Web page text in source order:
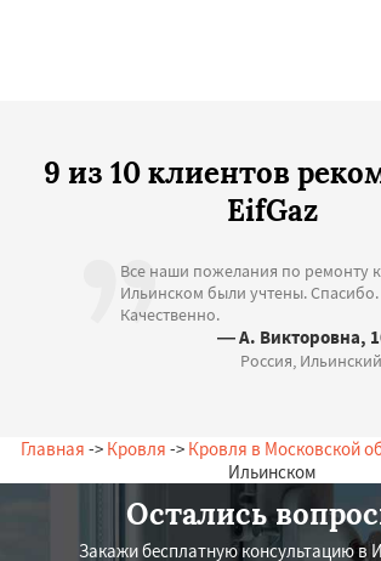
9 из 10 клиентов
EifGaz
Все наши пожелания по ремонту
Ильинском были учтены.
Качественно.
— А. Викторовна,
Россия,
Главная -> Кровля -> Кровля в Московской
Ильинском
Остались
Закажи бесплатную консультацию в